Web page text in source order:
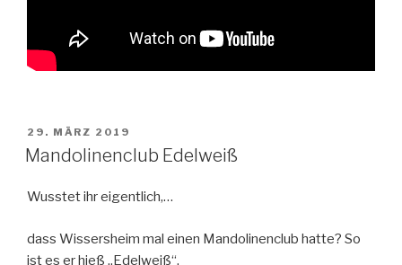
VERÖFFENTLICHT
AM
29. MÄRZ 2019
Mandolinenclub Edelweiß
Wusstet ihr eigentlich,…
dass Wissersheim mal einen Mandolinenclub hatte? So
ist es er hieß „Edelweiß“.